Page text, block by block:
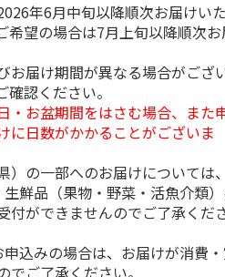
がた
漬７
＜お中元＞やまがた
雪豚ロースみそ漬７
０ｇ×５
(送料・税込)
＜お中
の具３種セ
(送料・税込)
年6月中旬以降順次お届けいた
希望の場合は7月上旬以降順次お
届け期間が異なる場合がござ
認ください。
お盆期間をはさむ場合、また
に日数がかかることがございま
の一部へのお届けについては、
鮮品（果物・野菜・活魚介類
付ができませんのでご了承くだ
込みの場合は、お届けが消費
ご了承ください。